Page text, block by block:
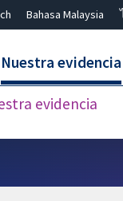
Bahasa Malaysia
Nuestra evidencia
evidencia